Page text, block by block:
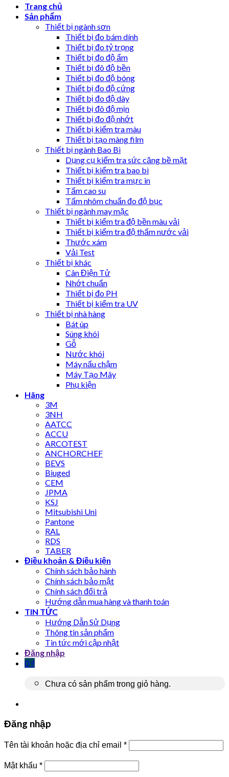
Trang chủ
Sản phẩm
Thiết bị ngành sơn
Thiết bị đo bám dính
Thiết bị đo tỷ trọng
Thiết bị đo độ ẩm
Thiết bị đô độ bền
Thiết bị đo độ bóng
Thiết bị đo độ cứng
Thiết bị đo độ dày
Thiết bị đô độ mịn
Thiết bị đo độ nhớt
Thiết bị kiểm tra màu
Thiết bị tạo màng film
Thiết bị ngành Bao Bì
Dụng cụ kiểm tra sức căng bề mặt
Thiết bị kiểm tra bao bì
Thiết bị kiểm tra mực in
Tấm cao su
Tấm nhôm chuẩn đo độ bục
Thiết bị ngành may mặc
Thiết bị kiểm tra độ bền màu vải
Thiết bị kiểm tra độ thấm nước vải
Thước xám
Vải Test
Thiết bị khác
Cân Điện Tử
Nhớt chuẩn
Thiết bị đo PH
Thiết bị kiểm tra UV
Thiết bị nhà hàng
Bát úp
Súng khói
Gỗ
Nước khói
Máy nấu chậm
Máy Tạo Mây
Phụ kiện
Hãng
3M
3NH
AATCC
ACCU
ARCOTEST
ANCHORCHEF
BEVS
Biuged
CEM
JPMA
KSJ
Mitsubishi Uni
Pantone
RAL
RDS
TABER
Điều khoản & Điều kiện
Chính sách bảo hành
Chính sách bảo mật
Chính sách đổi trả
Hướng dẫn mua hàng và thanh toán
TIN TỨC
Hướng Dẫn Sử Dụng
Thông tin sản phẩm
Tin tức mới cập nhật
Đăng nhập
0 ₫
Chưa có sản phẩm trong giỏ hàng.
Đăng nhập
Tên tài khoản hoặc địa chỉ email *
Mật khẩu *